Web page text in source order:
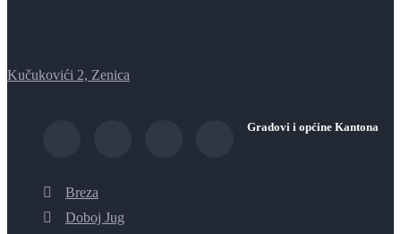
Kučukovići 2, Zenica
Gradovi i općine Kantona
Breza
Doboj Jug